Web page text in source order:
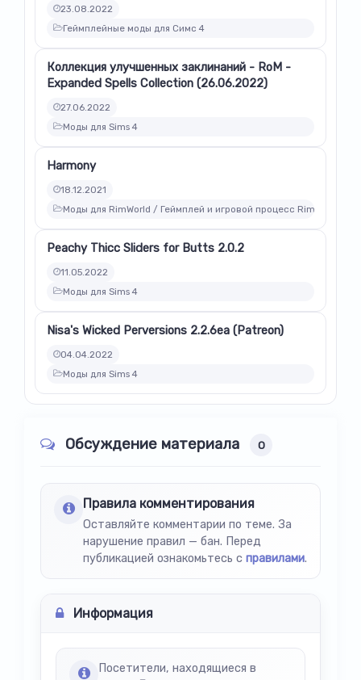
23.08.2022
Геймплейные моды для Симс 4
Коллекция улучшенных заклинаний - RoM -
Expanded Spells Collection (26.06.2022)
27.06.2022
Моды для Sims 4
Harmony
18.12.2021
Моды для RimWorld / Геймплей и игровой процесс Rimworld
Peachy Thicc Sliders for Butts 2.0.2
11.05.2022
Моды для Sims 4
Nisa's Wicked Perversions 2.2.6ea (Patreon)
04.04.2022
Моды для Sims 4
Обсуждение материала 0
Правила комментирования
Оставляйте комментарии по теме. За
нарушение правил — бан. Перед
публикацией ознакомьтесь с правилами.
Информация
Посетители, находящиеся в